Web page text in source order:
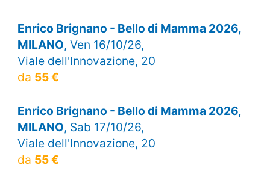
Enrico Brignano - Bello di Mamma 2026,
MILANO, Ven 16/10/26,
Viale dell'Innovazione, 20
da 55 €
Enrico Brignano - Bello di Mamma 2026,
MILANO, Sab 17/10/26,
Viale dell'Innovazione, 20
da 55 €